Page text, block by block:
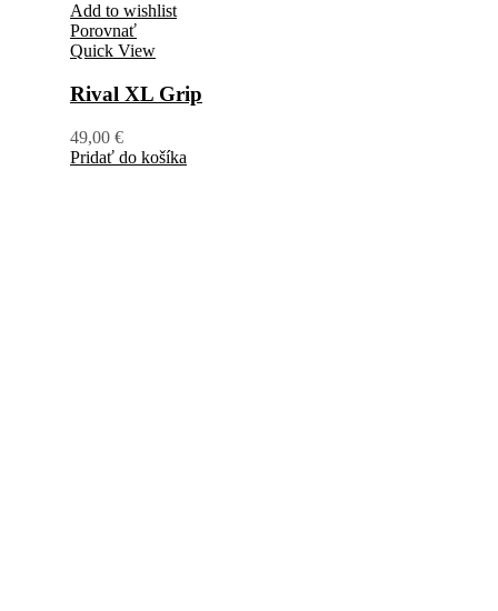
Add to wishlist
Porovnať
Quick View
Rival XL Grip
49,00 €
Pridať do košíka